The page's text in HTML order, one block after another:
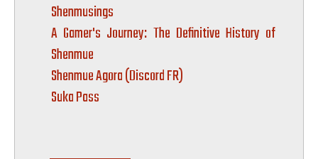
Shenmusings
A Gamer's Journey: The Definitive History of
Shenmue
Shenmue Agora (Discord FR)
Suka Pass